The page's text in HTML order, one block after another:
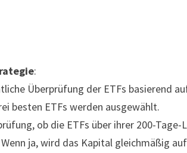
:
Überprüfung der ETFs basierend
besten ETFs werden ausgewählt.
ob die ETFs über ihrer 200-Tage-
Wenn ja, wird das Kapital gleichmäßig